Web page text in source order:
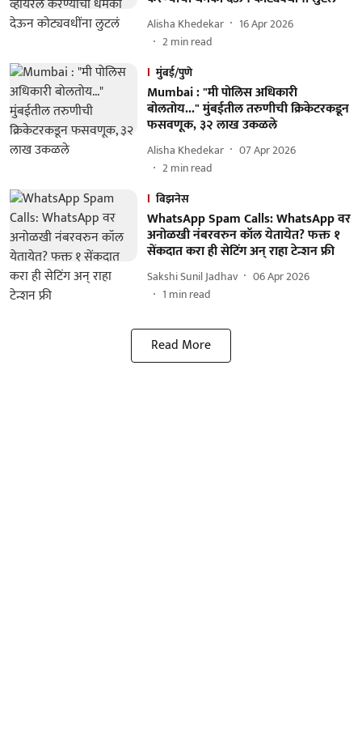
Alisha Khedekar
16 Apr 2026
2min read
मुंबई/पुणे
Mumbai : "मी पोलिस अधिकारी
बोलतोय..." मुंबईतील तरुणीची क्रिकेटरकडून
फसवणूक, ३२ लाख उकळले
Alisha Khedekar
07 Apr 2026
2min read
बिझनेस
WhatsApp Spam Calls: WhatsApp वर
अनोळखी नंबरवरुन कॉल येतायेत? फक्त १
सेंकदात करा ही सेटिंग अन् राहा टेन्शन फ्री
Sakshi Sunil Jadhav
06 Apr 2026
1 min read
Read More